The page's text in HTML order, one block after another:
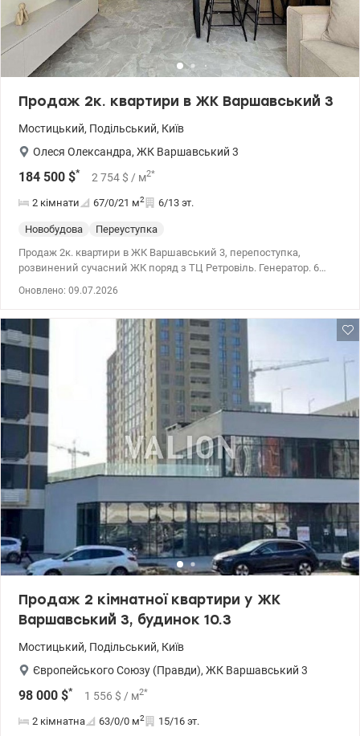
Продаж 2к. квартири в ЖК Варшавський 3
Мостицький, Подільський, Київ
Олеся Олександра, ЖК Варшавський 3
184 500 $* 2 754 $ / м2*
2 кімнати 67/0/21 м2 6/13 эт.
Новобудова
Переуступка
Продаж 2к. квартири в ЖК Варшавський 3, перепоступка,
розвинений сучасний ЖК поряд з ТЦ Ретровіль. Генератор. 6
Оновлено: 09.07.2026
Продаж 2 кімнатної квартири у ЖК
Варшавський 3, будинок 10.3
Мостицький, Подільський, Київ
Європейського Союзу (Правди), ЖК Варшавський 3
98 000 $* 1 556 $ / м2*
2 кімнатна 63/0/0 м2 15/16 эт.